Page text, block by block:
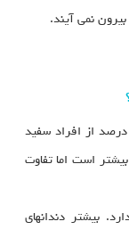
نمی آیند.
زده میشود که دندان اضافه در 0.1 تا 3.8 درصد از افراد سفید
است اما تفاوت
بیشتر دندانهای